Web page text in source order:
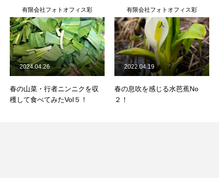
有限会社フォトオフィス彩
人
春の山菜・行者ニンニクを収
穫して食べてみたVol５！
2024.04.26
有限会社フォトオフィス彩
人
春の息吹を感じる水芭蕉No
２！
2022.04.19